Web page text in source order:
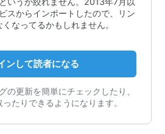
スからインポートしたので、リン
なってるかもしれません。
ンして読者になる
の更新を簡単にチェックしたり、
たりできるようになります。